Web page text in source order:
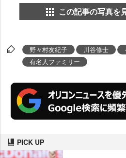
この記事の写真を
野々村友紀子 川谷修士
有名人ファミリー
PICK UP